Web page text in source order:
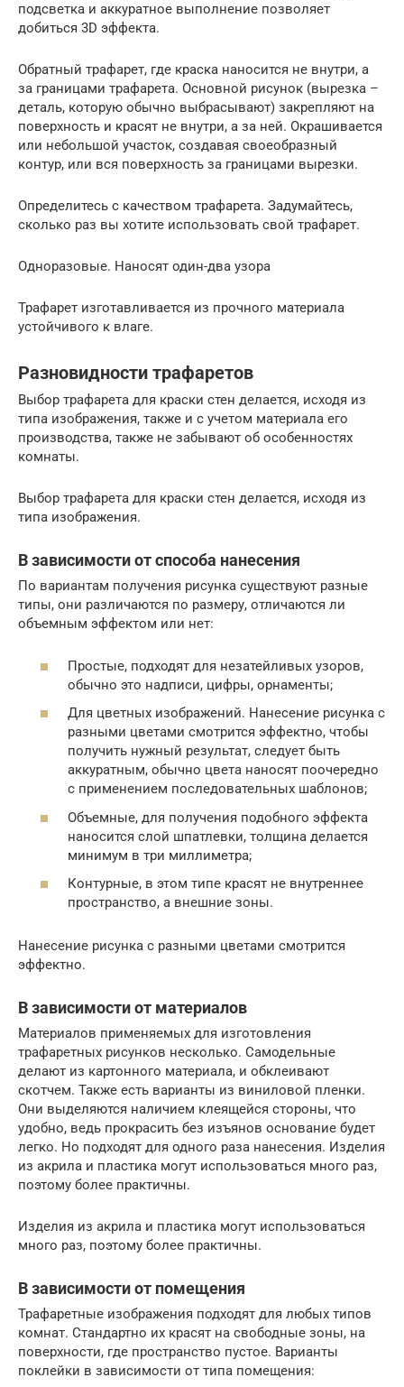
подсветка и аккуратное выполнение позволяет
добиться 3D эффекта.
Обратный трафарет, где краска наносится не внутри, а
за границами трафарета. Основной рисунок (вырезка –
деталь, которую обычно выбрасывают) закрепляют на
поверхность и красят не внутри, а за ней. Окрашивается
или небольшой участок, создавая своеобразный
контур, или вся поверхность за границами вырезки.
Определитесь с качеством трафарета. Задумайтесь,
сколько раз вы хотите использовать свой трафарет.
Одноразовые. Наносят один-два узора
Трафарет изготавливается из прочного материала
устойчивого к влаге.
Разновидности трафаретов
Выбор трафарета для краски стен делается, исходя из
типа изображения, также и с учетом материала его
производства, также не забывают об особенностях
комнаты.
Выбор трафарета для краски стен делается, исходя из
типа изображения.
В зависимости от способа нанесения
По вариантам получения рисунка существуют разные
типы, они различаются по размеру, отличаются ли
объемным эффектом или нет:
Простые, подходят для незатейливых узоров,
обычно это надписи, цифры, орнаменты;
Для цветных изображений. Нанесение рисунка с
разными цветами смотрится эффектно, чтобы
получить нужный результат, следует быть
аккуратным, обычно цвета наносят поочередно
с применением последовательных шаблонов;
Объемные, для получения подобного эффекта
наносится слой шпатлевки, толщина делается
минимум в три миллиметра;
Контурные, в этом типе красят не внутреннее
пространство, а внешние зоны.
Нанесение рисунка с разными цветами смотрится
эффектно.
В зависимости от материалов
Материалов применяемых для изготовления
трафаретных рисунков несколько. Самодельные
делают из картонного материала, и обклеивают
скотчем. Также есть варианты из виниловой пленки.
Они выделяются наличием клеящейся стороны, что
удобно, ведь прокрасить без изъянов основание будет
легко. Но подходят для одного раза нанесения. Изделия
из акрила и пластика могут использоваться много раз,
поэтому более практичны.
Изделия из акрила и пластика могут использоваться
много раз, поэтому более практичны.
В зависимости от помещения
Трафаретные изображения подходят для любых типов
комнат. Стандартно их красят на свободные зоны, на
поверхности, где пространство пустое. Варианты
поклейки в зависимости от типа помещения: